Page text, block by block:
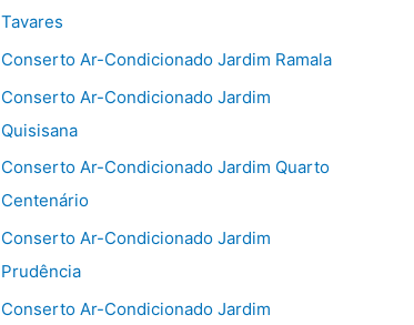
Tavares
Conserto Ar-Condicionado Jardim Ramala
Conserto Ar-Condicionado Jardim
Quisisana
Conserto Ar-Condicionado Jardim Quarto
Centenário
Conserto Ar-Condicionado Jardim
Prudência
Conserto Ar-Condicionado Jardim